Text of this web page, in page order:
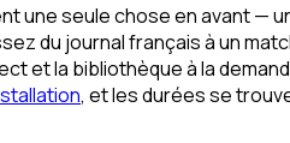
une seule chose en avant —
du journal français à un
et la bibliothèque à la
, et les durées se